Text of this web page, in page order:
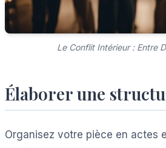
Le Conflit Intérieur : Entre
Élaborer une
Organisez votre pièce en actes